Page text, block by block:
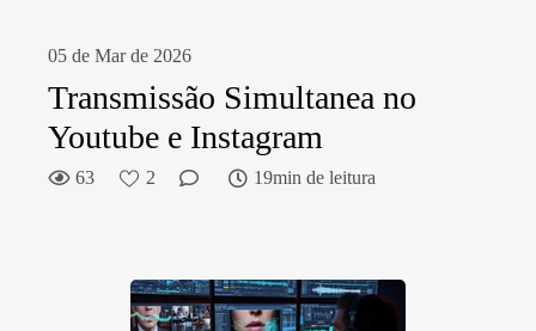
05 de Mar de 2026
Transmissão Simultanea no
Youtube e Instagram
63 2 19min de leitura